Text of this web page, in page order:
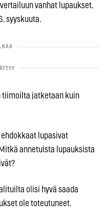
vanhat lupaukset.
syyskuuta.
tiimoilta jatketaan kuin
lupasivat
annetuista lupauksista
olisi hyvä saada
ole toteutuneet.